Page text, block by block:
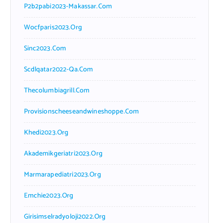
P2b2pabi2023-Makassar.com
Wocfparis2023.org
Sinc2023.com
Scdlqatar2022-Qa.com
Thecolumbiagrill.com
Provisionscheeseandwineshoppe.com
Khedi2023.org
Akademikgeriatri2023.org
Marmarapediatri2023.org
Emchie2023.org
Girisimselradyoloji2022.org